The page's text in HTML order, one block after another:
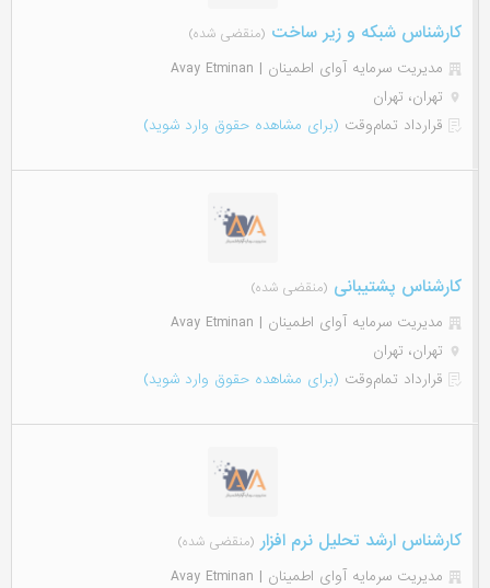
کارشناس شبکه و زیر ساخت (منقضی شده)
مدیریت سرمایه آوای اطمینان | Avay Etminan
تهران، تهران
قرارداد تمام‌وقت (برای مشاهده حقوق وارد شوید)
کارشناس پشتیبانی (منقضی شده)
مدیریت سرمایه آوای اطمینان | Avay Etminan
تهران، تهران
قرارداد تمام‌وقت (برای مشاهده حقوق وارد شوید)
كارشناس ارشد تحليل نرم افزار (منقضی شده)
مدیریت سرمایه آوای اطمینان | Avay Etminan